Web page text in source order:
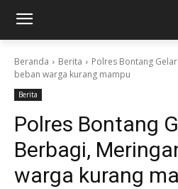
Beranda Berita
Polres Bontang
beban warga kurang mampu
Berita
Polres Bontang
Berbagi,
warga kurang